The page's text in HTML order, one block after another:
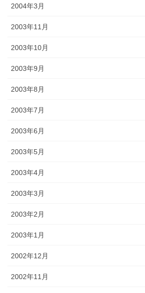
2004年3月
2003年11月
2003年10月
2003年9月
2003年8月
2003年7月
2003年6月
2003年5月
2003年4月
2003年3月
2003年2月
2003年1月
2002年12月
2002年11月